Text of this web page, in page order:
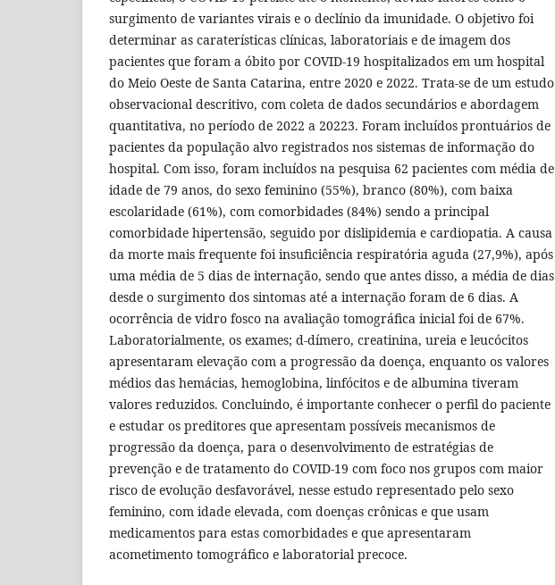
surgimento de variantes virais e o declínio da imunidade. O objetivo foi
determinar as caraterísticas clínicas, laboratoriais e de imagem dos
pacientes que foram a óbito por COVID-19 hospitalizados em um hospital
do Meio Oeste de Santa Catarina, entre 2020 e 2022. Trata-se de um estudo
observacional descritivo, com coleta de dados secundários e abordagem
quantitativa, no período de 2022 a 20223. Foram incluídos prontuários de
pacientes da população alvo registrados nos sistemas de informação do
hospital. Com isso, foram incluídos na pesquisa 62 pacientes com média de
idade de 79 anos, do sexo feminino (55%), branco (80%), com baixa
escolaridade (61%), com comorbidades (84%) sendo a principal
comorbidade hipertensão, seguido por dislipidemia e cardiopatia. A causa
da morte mais frequente foi insuficiência respiratória aguda (27,9%), após
uma média de 5 dias de internação, sendo que antes disso, a média de dias
desde o surgimento dos sintomas até a internação foram de 6 dias. A
ocorrência de vidro fosco na avaliação tomográfica inicial foi de 67%.
Laboratorialmente, os exames; d-dímero, creatinina, ureia e leucócitos
apresentaram elevação com a progressão da doença, enquanto os valores
médios das hemácias, hemoglobina, linfócitos e de albumina tiveram
valores reduzidos. Concluindo, é importante conhecer o perfil do paciente
e estudar os preditores que apresentam possíveis mecanismos de
progressão da doença, para o desenvolvimento de estratégias de
prevenção e de tratamento do COVID-19 com foco nos grupos com maior
risco de evolução desfavorável, nesse estudo representado pelo sexo
feminino, com idade elevada, com doenças crônicas e que usam
medicamentos para estas comorbidades e que apresentaram
acometimento tomográfico e laboratorial precoce.